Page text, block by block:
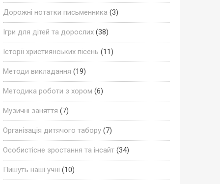
Дорожні нотатки письменника (3)
Ігри для дітей та дорослих(38)
Історії християнських пісень (11)
Методи викладання (19)
Методика роботи з хором (6)
Музичні заняття (7)
Організація дитячого табору(7)
Особистісне зростання та інсайт(34)
Пишуть наші учні (10)